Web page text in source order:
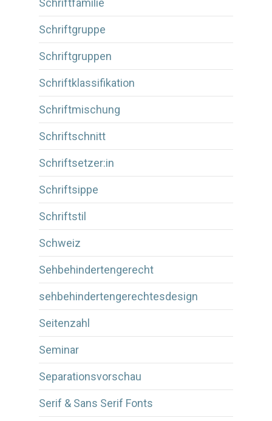
Schriftfamilie
Schriftgruppe
Schriftgruppen
Schriftklassifikation
Schriftmischung
Schriftschnitt
Schriftsetzer:in
Schriftsippe
Schriftstil
Schweiz
Sehbehindertengerecht
sehbehindertengerechtesdesign
Seitenzahl
Seminar
Separationsvorschau
Serif & Sans Serif Fonts